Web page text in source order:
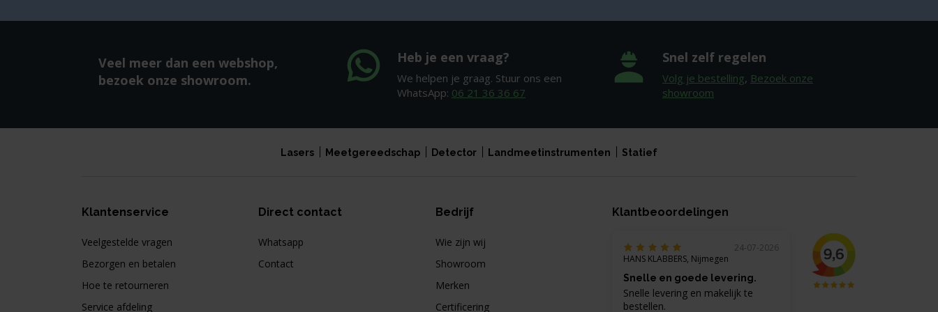
Veel meer dan een webshop,
bezoek onze showroom.
Heb je een vraag?
We helpen je graag. Stuur ons een
WhatsApp: 06 21 36 36 67
Snel zelf regelen
Volg je bestelling, Bezoek onze
showroom
Lasers Meetgereedschap Detector Landmeetinstrumenten Statief
Klantenservice
Veelgestelde vragen
Bezorgen en betalen
Hoe te retourneren
Service afdeling
Direct contact
Whatsapp
Contact
Bedrijf
Wie zijn wij
Showroom
Merken
Certificering
Klantbeoordelingen
24-07-2026
HANS KLABBERS, Nijmegen
Snelle en goede levering.
Snelle levering en makelijk te
bestellen.